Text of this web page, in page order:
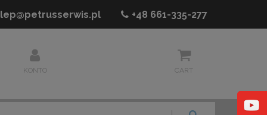
+48 661-335-277
KONTO CART